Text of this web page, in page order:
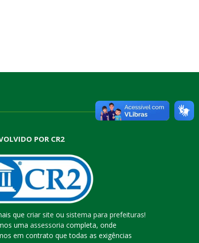
POR CR2
que criar site ou sistema para prefeituras!
uma assessoria completa, onde
em contrato que todas as exigências